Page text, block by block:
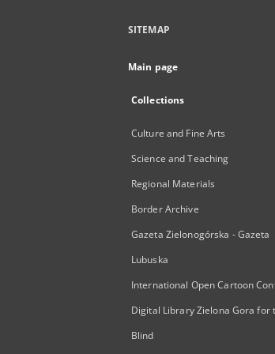
SITEMAP
Main page
Collections
Culture and Fine Arts
Science and Teaching
Regional Materials
Border Archive
Gazeta Zielonogórska - Gazeta
Lubuska
International Open Cartoon
Digital Library Zielona Gora for
Blind